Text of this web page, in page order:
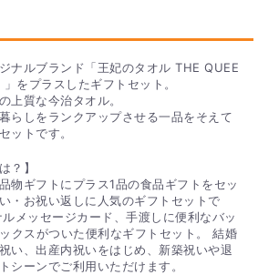
セットはありますか？
王妃のタオル THE QUEEN’S TOWEL バ
ットがおすすめです。 見た目、肌触りだ
れたタオルです。パッケージは、ネイビ
のあるデザインで、目上の方や友人問わ
ております。
ったとき、価格がわかるようなも
？
り先様へ商品明細書等が送られることは
ください。
ナルブランド「王妃のタオル THE QUEE
をプラスしたギフトセット。
上質な今治タオル。
らしをランクアップさせる一品をそえて
ットです。
？】
物ギフトにプラス1品の食品ギフトをセッ
・お祝い返しに人気のギフトセットで
メッセージカード、手渡しに便利なバッ
クスがついた便利なギフトセット。 結婚
い、出産内祝いをはじめ、新築祝いや退
シーンでご利用いただけます。